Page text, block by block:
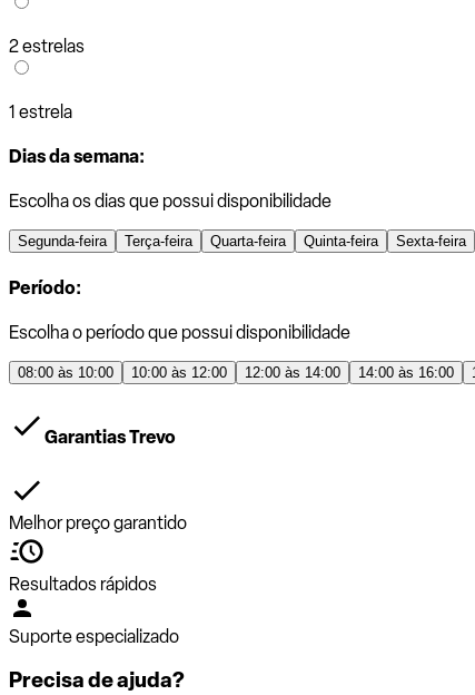
2 estrelas
1 estrela
Dias da semana:
Escolha os dias que possui disponibilidade
Segunda-feira Terça-feira Quarta-feira Quinta-feira Sexta-feira
Período:
Escolha o período que possui disponibilidade
08:00 às 10:00 10:00 às 12:00 12:00 às 14:00 14:00 às 16:00
Garantias Trevo
Melhor preço garantido
Resultados rápidos
Suporte especializado
Precisa de ajuda?